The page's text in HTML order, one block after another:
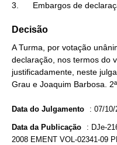
3.      Embargos de
Decisão
A Turma, por votação
declaração, nos termos do
justificadamente, neste
Grau e Joaquim Barbosa.
Data do Julgamento : 07/10/
Data da Publicação : DJe-
2008 EMENT VOL-02341-09